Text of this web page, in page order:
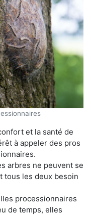
et la santé de
à appeler des pros
arbres ne peuvent se
tous les deux besoin
processionnaires
de temps, elles